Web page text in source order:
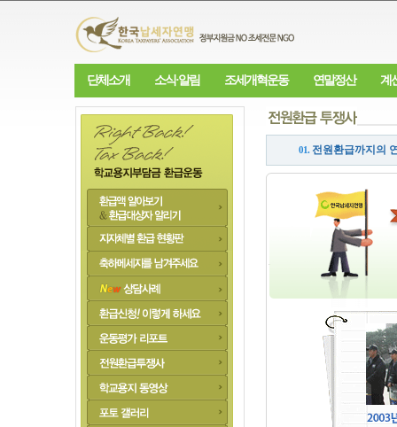
단체소개 소식·알림 조세개혁운동 연말정산 계
01. 전원환급까지의